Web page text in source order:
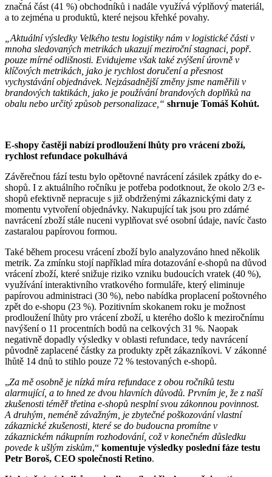
značná část (41 %) obchodníků i nadále využívá výplňový materiál,
a to zejména u produktů, které nejsou křehké povahy.
„Aktuální výsledky Velkého testu logistiky nám v logistické části v
mnoha sledovaných metrikách ukazují meziroční stagnaci, popř.
pouze mírné odlišnosti. Evidujeme však také zvýšení úrovně v
klíčových metrikách, jako je rychlost doručení a přesnost
vychystávání objednávek. Nejzásadnější změny jsme naměřili v
brandových taktikách, jako je používání brandových doplňků na
obalu nebo určitý způsob personalizace,“ shrnuje Tomáš Kohút.
E-shopy častěji nabízí prodloužení lhůty pro vrácení zboží,
rychlost refundace pokulhává
Závěrečnou fází testu bylo opětovné navrácení zásilek zpátky do e-
shopů. I z aktuálního ročníku je potřeba podotknout, že okolo 2/3 e-
shopů efektivně nepracuje s již obdrženými zákaznickými daty z
momentu vytvoření objednávky. Nakupující tak jsou pro zdárné
navrácení zboží stále nuceni vyplňovat své osobní údaje, navíc často
zastaralou papírovou formou.
Také během procesu vrácení zboží bylo analyzováno hned několik
metrik. Za zmínku stojí například míra dotazování e-shopů na důvod
vrácení zboží, které snižuje riziko vzniku budoucích vratek (40 %),
využívání interaktivního vratkového formuláře, který eliminuje
papírovou administraci (30 %), nebo nabídka proplacení poštovného
zpět do e-shopu (23 %). Pozitivním skokanem roku je možnost
prodloužení lhůty pro vrácení zboží, u kterého došlo k meziročnímu
navýšení o 11 procentních bodů na celkových 31 %. Naopak
negativně dopadly výsledky v oblasti refundace, tedy navrácení
původně zaplacené částky za produkty zpět zákazníkovi. V zákonné
lhůtě 14 dnů to stihlo pouze 72 % testovaných e-shopů.
„Za mě osobně je nízká míra refundace z obou ročníků testu
alarmující, a to hned ze dvou hlavních důvodů. Prvním je, že z naší
zkušenosti téměř třetina e-shopů nesplní svou zákonnou povinnost.
A druhým, neméně závažným, je zbytečné poškozování vlastní
zákaznické zkušenosti, které se do budoucna promítne v
zákaznickém nákupním rozhodování, což v konečném důsledku
povede k ušlým ziskům,“ komentuje výsledky poslední fáze testu
Petr Boroš, CEO společnosti Retino.